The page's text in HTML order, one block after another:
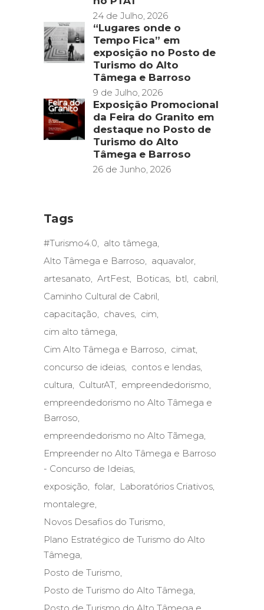
24 de Julho, 2026
“Lugares onde o
Tempo Fica” em
exposição no Posto de
Turismo do Alto
Tâmega e Barroso
9 de Julho, 2026
Exposição Promocional
da Feira do Granito em
destaque no Posto de
Turismo do Alto
Tâmega e Barroso
26 de Junho, 2026
Tags
#Turismo4.0
alto tâmega
Alto Tâmega e Barroso
aquavalor
artesanato
ArtFest Boticas btl
cabril
Caminho Cultural de Cabril
capacitação
chaves
cim
cim alto tâmega
Cim Alto Tâmega e Barroso
cimat
concurso de ideias
contos e lendas
cultura
CulturAT
empreendedorismo
empreendedorismo no Alto Tâmega e
Barroso
empreendedorismo no Alto Tãmega
Empreender no Alto Tâmega e Barroso
- Concurso de Ideias
exposição
folar
Laboratórios Criativos
montalegre
Novos Desafios do Turismo
Plano Estratégico de Turismo do Alto
Tâmega
Posto de Turismo
Posto de Turismo do Alto Tâmega